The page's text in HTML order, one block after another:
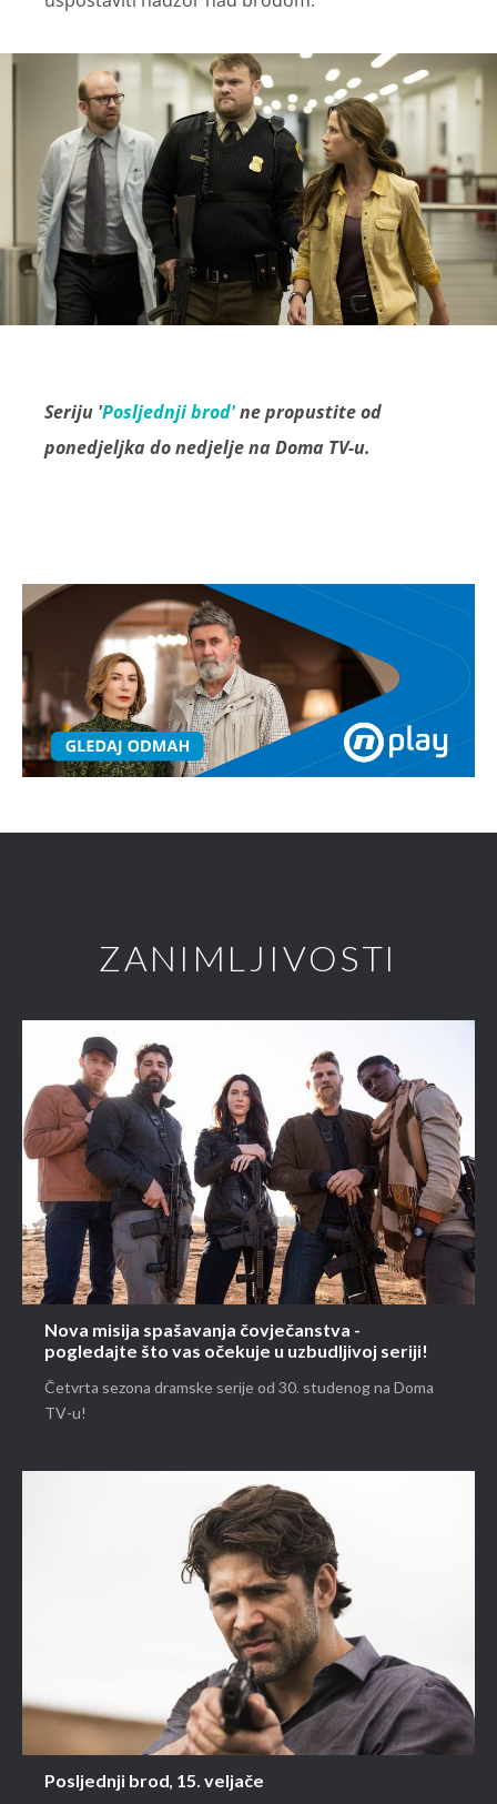
Seriju 'Posljednji brod'ne propustite od
ponedjeljka do nedjelje na Doma TV-u.
ZANIMLJIVOSTI
Nova misija spašavanja čovječanstva -
pogledajte što vas očekuje u uzbudljivoj seriji!
Četvrta sezona dramske serije od 30. studenog na Doma
TV-u!
Posljednji brod, 15. veljače